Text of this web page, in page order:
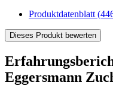
Produktdatenblatt
Dieses Produkt bewerten
Eggersmann